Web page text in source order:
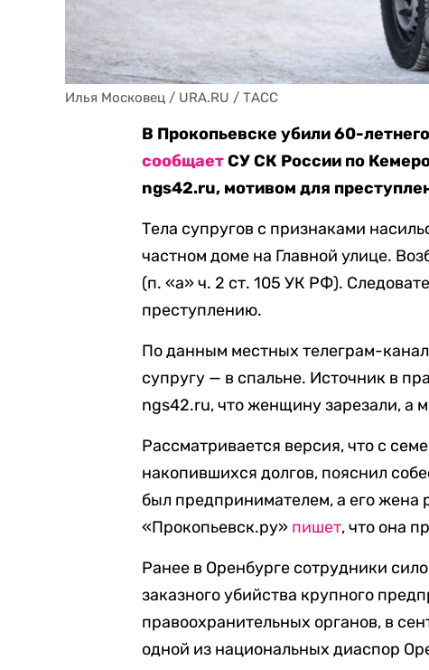
Илья Московец / URA.RU / ТАСС
В Прокопьевске убили 60-
сообщаетСУ СК России по
ngs42.ru, мотивом для
Тела супругов с признаками
частном доме на Главной улице.
(п. «а» ч. 2 ст. 105 УК РФ).
преступлению.
По данным местных телеграм-
супругу — в спальне. Источник в
ngs42.ru, что женщину зарезали, а
Рассматривается версия, что с
накопившихся долгов, пояснил
был предпринимателем, а его жена
«Прокопьевск.ру» пишет, что она
Ранее в Оренбурге сотрудники
заказного убийства крупного
правоохранительных органов, в
одной из национальных диаспор